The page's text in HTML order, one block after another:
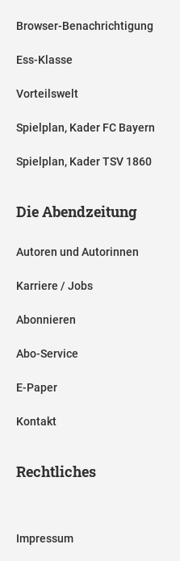
Browser-Benachrichtigung
Ess-Klasse
Vorteilswelt
Spielplan, Kader FC Bayern
Spielplan, Kader TSV 1860
Die Abendzeitung
Autoren und Autorinnen
Karriere / Jobs
Abonnieren
Abo-Service
E-Paper
Kontakt
Rechtliches
Impressum